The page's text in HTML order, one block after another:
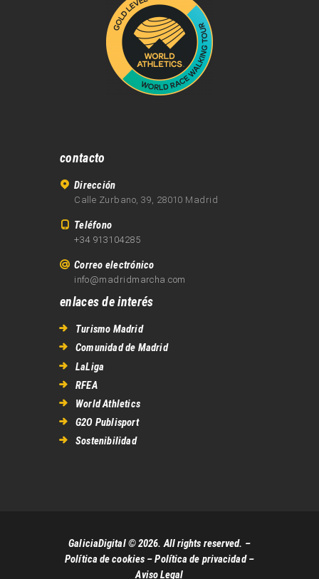
contacto
Dirección
Calle Zurbano, 39, 28010 Madrid
Teléfono
+34 913104285
Correo electrónico
info@madridmarcha.com
enlaces de interés
Turismo Madrid
Comunidad de Madrid
LaLiga
RFEA
World Athletics
G2O Publisport
Sostenibilidad
GaliciaDigital © 2026. All rights reserved. –
Política de cookies –Política de privacidad–
Aviso Legal